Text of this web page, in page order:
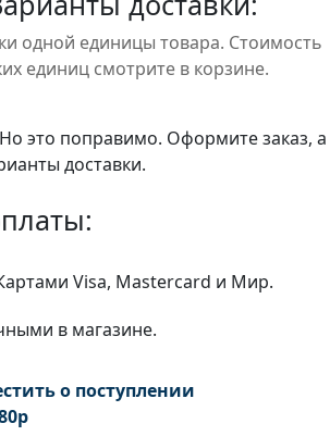
одной единицы товара. Стоимость
единиц смотрите в корзине.
это поправимо. Оформите заказ, а
доставки.
Visa, Mastercard и Мир.
в магазине.
о поступлении
р